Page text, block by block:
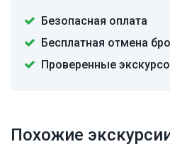
Безопасная оплата
Бесплатная отмена
Проверенные
Похожие